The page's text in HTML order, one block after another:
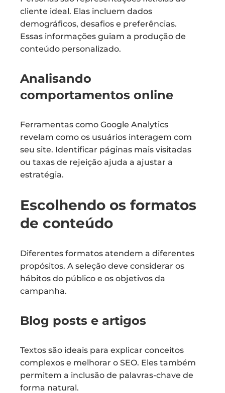
cliente ideal. Elas incluem dados
demográficos, desafios e preferências.
Essas informações guiam a produção de
conteúdo personalizado.
Analisando
comportamentos online
Ferramentas como Google Analytics
revelam como os usuários interagem com
seu site. Identificar páginas mais visitadas
ou taxas de rejeição ajuda a ajustar a
estratégia.
Escolhendo os formatos
de conteúdo
Diferentes formatos atendem a diferentes
propósitos. A seleção deve considerar os
hábitos do público e os objetivos da
campanha.
Blog posts e artigos
Textos são ideais para explicar conceitos
complexos e melhorar o SEO. Eles também
permitem a inclusão de palavras-chave de
forma natural.